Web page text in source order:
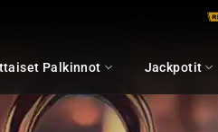
Palkinnot Jackpotit